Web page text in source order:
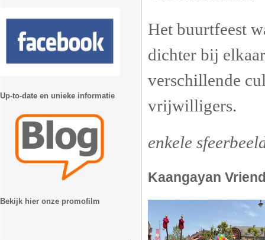
Het buurtfeest
dichter bij
verschillende
vrijwilligers.
enkele
Kaangayan
Up-to-date en unieke informatie
Bekijk hier onze promofilm